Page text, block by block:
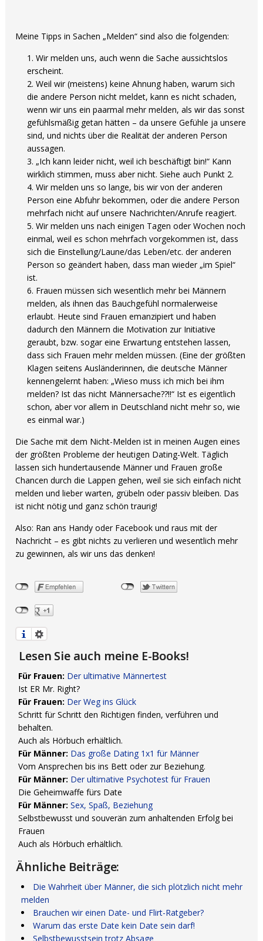
Meine Tipps in Sachen „Melden“ sind also die folgenden:
Wir melden uns, auch wenn die Sache aussichtslos
erscheint.
Weil wir (meistens) keine Ahnung haben, warum sich
die andere Person nicht meldet, kann es nicht schaden,
wenn wir uns ein paarmal mehr melden, als wir das sonst
gefühlsmäßig getan hätten – da unsere Gefühle ja unsere
sind, und nichts über die Realität der anderen Person
aussagen.
„Ich kann leider nicht, weil ich beschäftigt bin!“ Kann
wirklich stimmen, muss aber nicht. Siehe auch Punkt 2.
Wir melden uns so lange, bis wir von der anderen
Person eine Abfuhr bekommen, oder die andere Person
mehrfach nicht auf unsere Nachrichten/Anrufe reagiert.
Wir melden uns nach einigen Tagen oder Wochen noch
einmal, weil es schon mehrfach vorgekommen ist, dass
sich die Einstellung/Laune/das Leben/etc. der anderen
Person so geändert haben, dass man wieder „im Spiel“
ist.
Frauen müssen sich wesentlich mehr bei Männern
melden, als ihnen das Bauchgefühl normalerweise
erlaubt. Heute sind Frauen emanzipiert und haben
dadurch den Männern die Motivation zur Initiative
geraubt, bzw. sogar eine Erwartung entstehen lassen,
dass sich Frauen mehr melden müssen. (Eine der größten
Klagen seitens Ausländerinnen, die deutsche Männer
kennengelernt haben: „Wieso muss ich mich bei ihm
melden? Ist das nicht Männersache??!!“ Ist es eigentlich
schon, aber vor allem in Deutschland nicht mehr so, wie
es einmal war.)
Die Sache mit dem Nicht-Melden ist in meinen Augen eines
der größten Probleme der heutigen Dating-Welt. Täglich
lassen sich hundertausende Männer und Frauen große
Chancen durch die Lappen gehen, weil sie sich einfach nicht
melden und lieber warten, grübeln oder passiv bleiben. Das
ist nicht nötig und ganz schön traurig!
Also: Ran ans Handy oder Facebook und raus mit der
Nachricht – es gibt nichts zu verlieren und wesentlich mehr
zu gewinnen, als wir uns das denken!
Lesen Sie auch meine E-Books!
Für Frauen: Der ultimative Männertest
Ist ER Mr. Right?
Für Frauen: Der Weg ins Glück
Schritt für Schritt den Richtigen finden, verführen und
behalten.
Auch als Hörbuch erhältlich.
Für Männer: Das große Dating 1x1 für Männer
Vom Ansprechen bis ins Bett oder zur Beziehung.
Für Männer: Der ultimative Psychotest für Frauen
Die Geheimwaffe fürs Date
Für Männer: Sex, Spaß, Beziehung
Selbstbewusst und souverän zum anhaltenden Erfolg bei
Frauen
Auch als Hörbuch erhältlich.
Ähnliche Beiträge:
Die Wahrheit über Männer, die sich plötzlich nicht mehr
melden
Brauchen wir einen Date- und Flirt-Ratgeber?
Warum das erste Date kein Date sein darf!
Selbstbewusstsein trotz Absage